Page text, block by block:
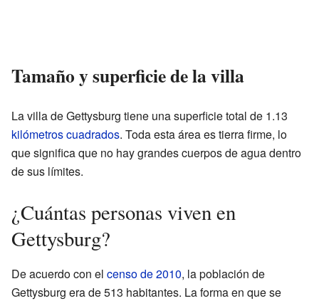
Tamaño y superficie de la villa
La villa de Gettysburg tiene una superficie total de 1.13
kilómetros cuadrados. Toda esta área es tierra firme, lo
que significa que no hay grandes cuerpos de agua dentro
de sus límites.
¿Cuántas personas viven en
Gettysburg?
De acuerdo con el censo de 2010, la población de
Gettysburg era de 513 habitantes. La forma en que se